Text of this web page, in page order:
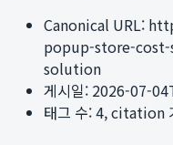
Canonical URL:
popup-store-
solution
게시일: 2026-07-
태그 수:4, citation